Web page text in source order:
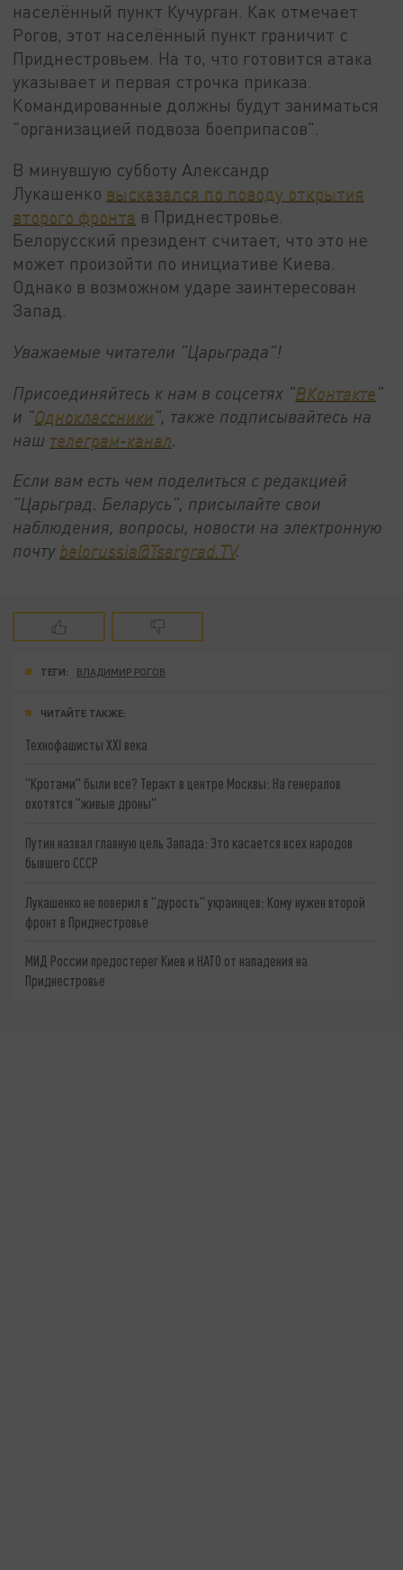
населённый пункт Кучурган. Как отмечает
Рогов, этот населённый пункт граничит с
Приднестровьем. На то, что готовится атака
указывает и первая строчка приказа.
Командированные должны будут заниматься
"организацией подвоза боеприпасов".
В минувшую субботу Александр
Лукашенко высказался по поводу открытия
второго фронта в Приднестровье.
Белорусский президент считает, что это не
может произойти по инициативе Киева.
Однако в возможном ударе заинтересован
Запад.
Уважаемые читатели "Царьграда"!
Присоединяйтесь к нам в соцсетях "ВКонтакте"
и "Одноклассники", также подписывайтесь на
наш телеграм-канал
Если вам есть чем поделиться с редакцией
"Царьград. Беларусь", присылайте свои
наблюдения, вопросы, новости на электронную
почту belorussia@Tsargrad.TV.
ТЕГИ: ВЛАДИМИР РОГОВ
ЧИТАЙТЕ ТАКЖЕ:
Технофашисты XXI века
"Кротами" были все? Теракт в центре Москвы: На генералов
охотятся "живые дроны"
Путин назвал главную цель Запада: Это касается всех народов
бывшего СССР
Лукашенко не поверил в "дурость" украинцев: Кому нужен второй
фронт в Приднестровье
МИД России предостерег Киев и НАТО от нападения на
Приднестровье